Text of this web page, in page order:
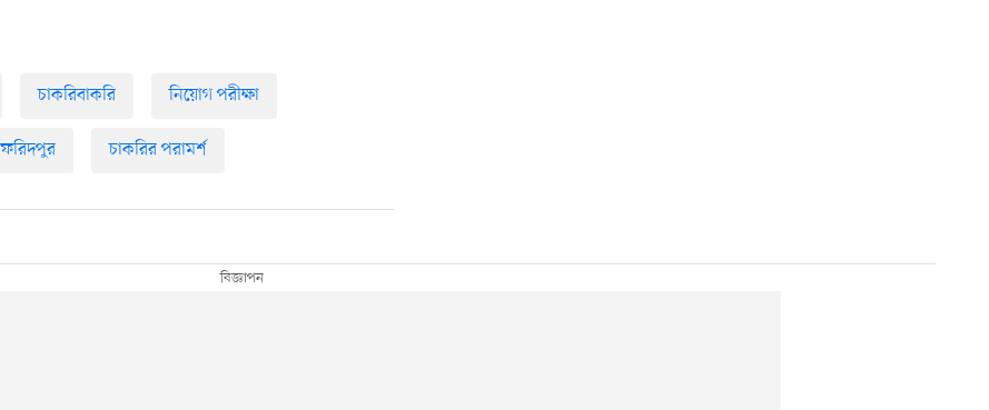
চাকরিবাকরি নিয়োগ পরীক্ষা
ফরিদপুর চাকরির পরামর্শ